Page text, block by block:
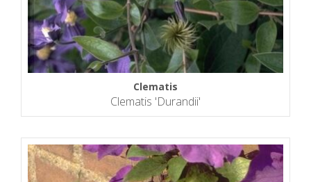
Clematis
Clematis 'Durandii'